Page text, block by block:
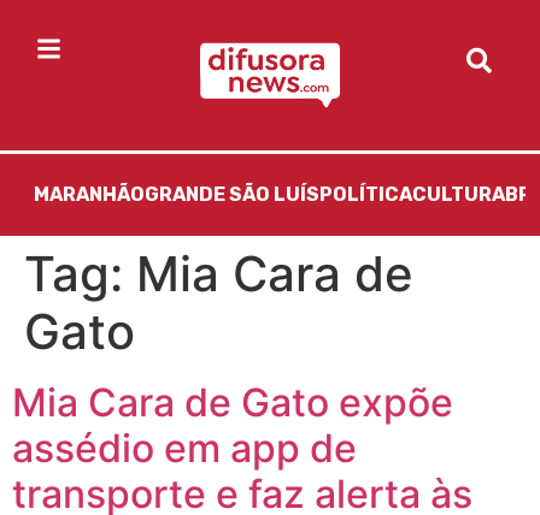
MARANHÃOGRANDE SÃO LUÍS POLÍTICACULTURA
Tag: Mia Cara de
Gato
Mia Cara de Gato expõe
assédio em app de
transporte e faz alerta às